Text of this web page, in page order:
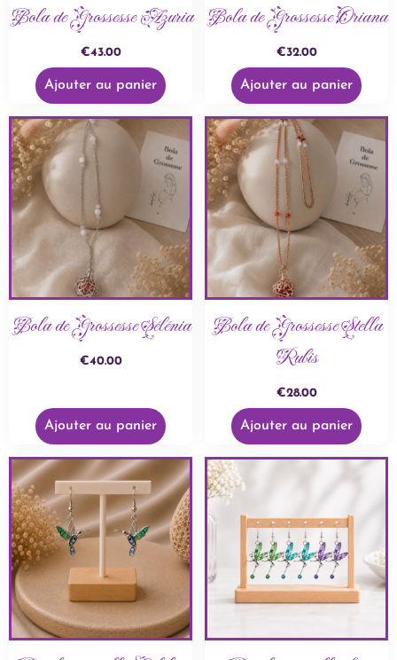
Bola de Grossesse Azuria
€43.00
Ajouter au panier
Bola de Grossesse Oriana
€32.00
Ajouter au panier
Bola de Grossesse Sélénia
€40.00
Ajouter au panier
Bola de Grossesse Stella
Rubis
€28.00
Ajouter au panier